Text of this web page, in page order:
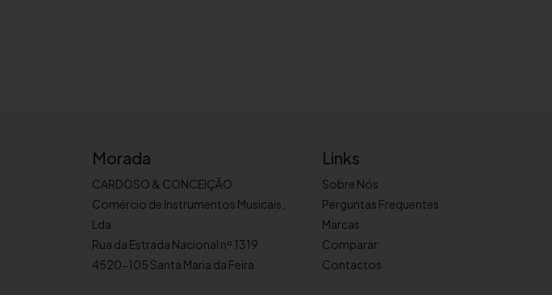
Morada
CARDOSO & CONCEIÇÃO
Comércio de Instrumentos Musicais,
Lda
Rua da Estrada Nacional nº 1319
4520-105 Santa Maria da Feira
Links
Sobre Nós
Perguntas Frequentes
Marcas
Comparar
Contactos